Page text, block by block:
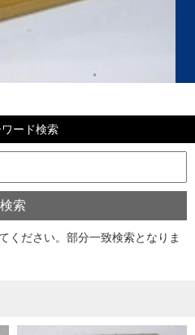
ード検索
ください。部分一致検索となりま